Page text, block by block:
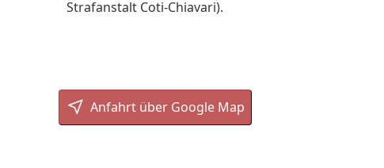
Strafanstalt Coti-Chiavari).
Anfahrt über Google Map